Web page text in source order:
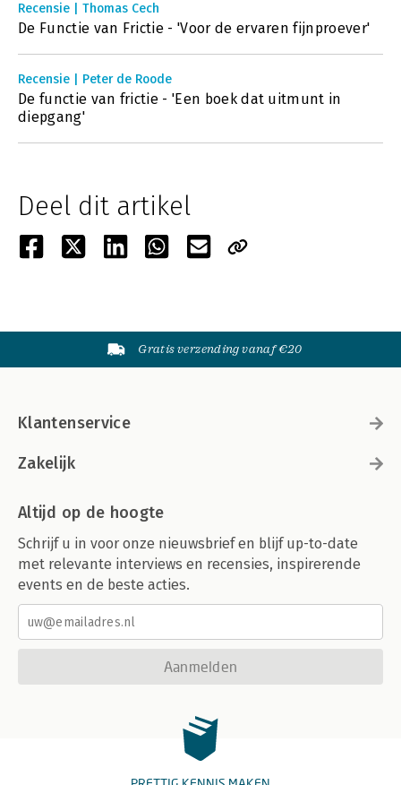
Recensie | Thomas Cech
De Functie van Frictie - 'Voor de ervaren fijnproever'
Recensie | Peter de Roode
De functie van frictie - 'Een boek dat uitmunt in
diepgang'
Deel dit artikel
Gratis verzending vanaf €20
Klantenservice
Zakelijk
Altijd op de hoogte
Schrijf u in voor onze nieuwsbrief en blijf up-to-date
met relevante interviews en recensies, inspirerende
events en de beste acties.
Aanmelden